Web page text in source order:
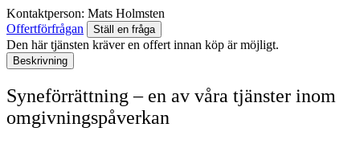
Kontaktperson: Mats Holmsten
Offertförfrågan
Ställ en fråga
Den här tjänsten kräver en offert innan köp är möjligt.
Beskrivning
Syneförrättning – en av våra tjänster inom
omgivningspåverkan